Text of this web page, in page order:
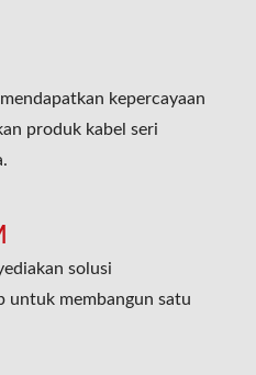
kepercayaan
produk kabel seri
solusi
untuk membangun satu